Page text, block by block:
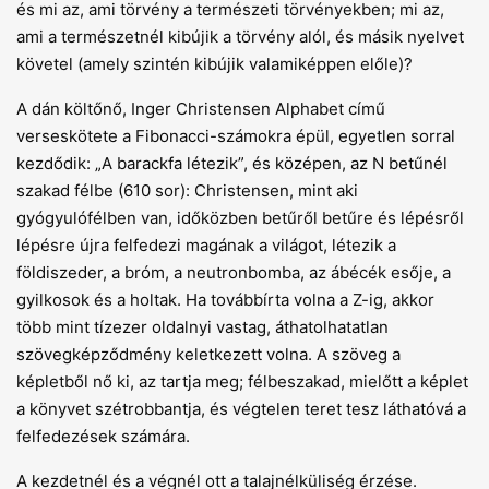
és mi az, ami törvény a természeti törvényekben; mi az,
ami a természetnél kibújik a törvény alól, és másik nyelvet
követel (amely szintén kibújik valamiképpen előle)?
A dán költőnő, Inger Christensen Alphabet című
verseskötete a Fibonacci-számokra épül, egyetlen sorral
kezdődik: „A barackfa létezik”, és középen, az N betűnél
szakad félbe (610 sor): Christensen, mint aki
gyógyulófélben van, időközben betűről betűre és lépésről
lépésre újra felfedezi magának a világot, létezik a
földiszeder, a bróm, a neutronbomba, az ábécék esője, a
gyilkosok és a holtak. Ha továbbírta volna a Z-ig, akkor
több mint tízezer oldalnyi vastag, áthatolhatatlan
szövegképződmény keletkezett volna. A szöveg a
képletből nő ki, az tartja meg; félbeszakad, mielőtt a képlet
a könyvet szétrobbantja, és végtelen teret tesz láthatóvá a
felfedezések számára.
A kezdetnél és a végnél ott a talajnélküliség érzése.